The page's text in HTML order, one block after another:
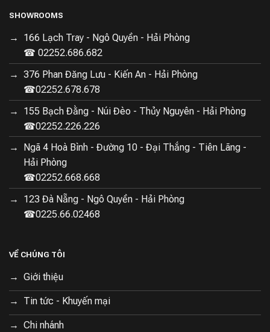
SHOWROOMS
166 Lạch Tray - Ngô Quyền - Hải Phòng
☎ 02252.686.682
376 Phan Đăng Lưu - Kiến An - Hải Phòng
☎02252.678.678
155 Bạch Đằng - Núi Đèo - Thủy Nguyên - Hải Phòng
☎02252.226.226
Ngã 4 Hoà Bình - Đường 10 - Đại Thắng - Tiên Lãng -
Hải Phòng
☎02252.668.668
123 Đà Nẵng - Ngô Quyền - Hải Phòng
☎0225.66.02468
VỀ CHÚNG TÔI
Giới thiệu
Tin tức - Khuyến mại
Chi nhánh